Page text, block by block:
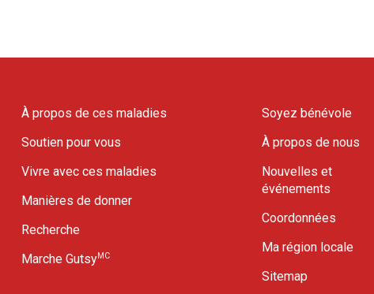
À propos de ces maladies
Soutien pour vous
Vivre avec ces maladies
Manières de donner
Recherche
Marche GutsyMC
Soyez bénévole
À propos de nous
Nouvelles et
événements
Coordonnées
Ma région locale
Sitemap